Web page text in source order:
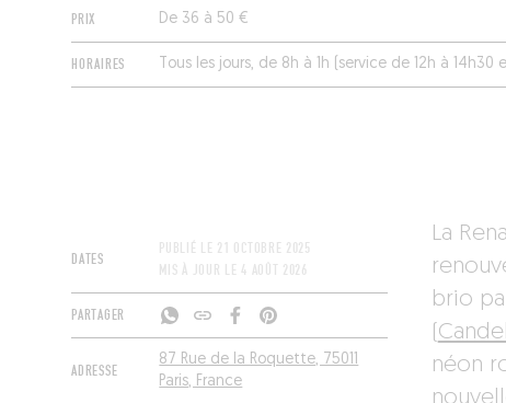
PRIX De 36 à 50 €
HORAIRES Tous les jours, de 8h à 1h (service de 12h à 14h30
DATES
PUBLIÉ LE 21 OCTOBRE 2025
MIS À JOUR LE 4 AOÛT 2026
PARTAGER
ADRESSE
87 Rue de la Roquette, 75011
Paris, France
La
brio
néon